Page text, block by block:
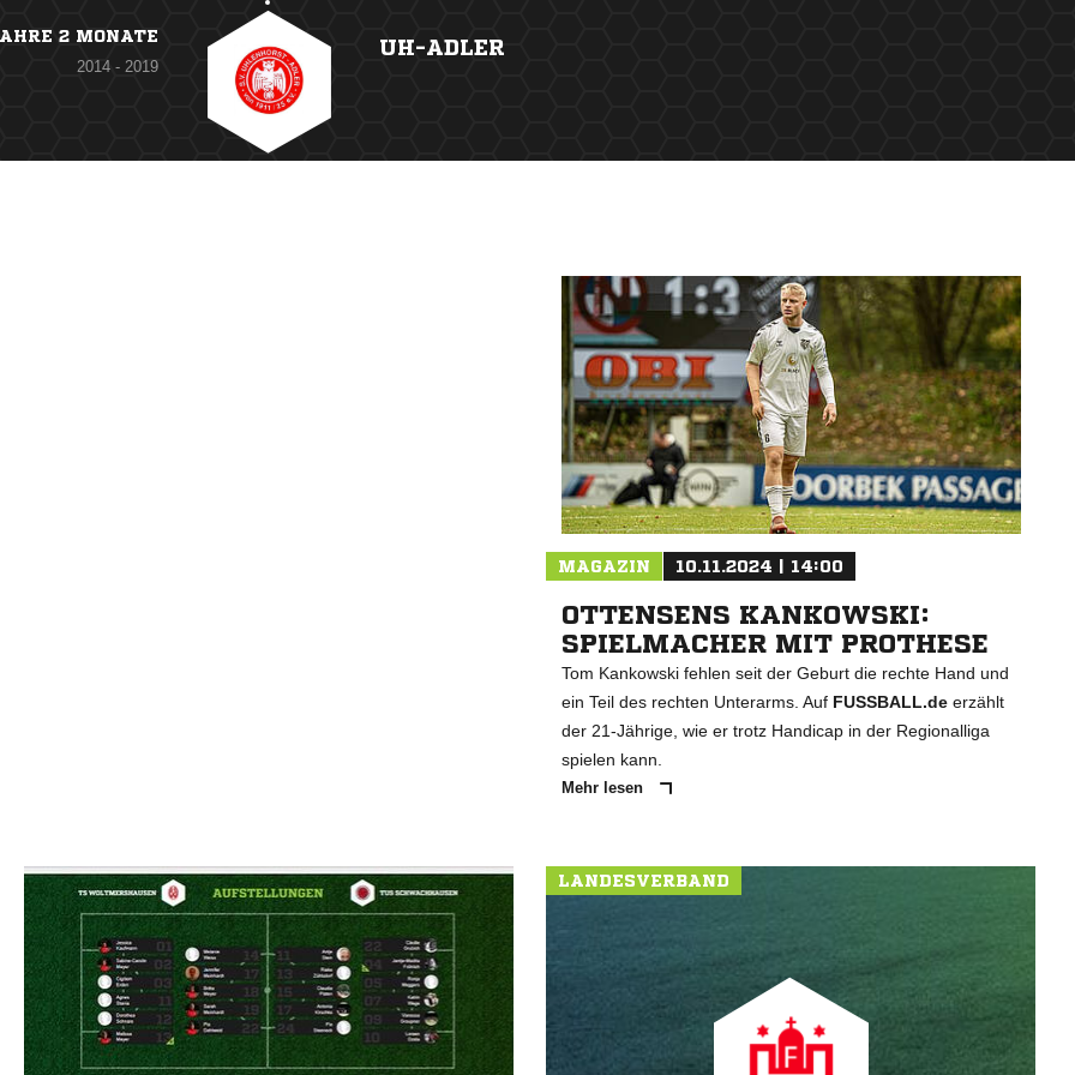
2 MONATE
2014 - 2019
UH-ADLER
MAGAZIN 10.11.2024 | 14:00
OTTENSENS KANKOWSKI:
SPIELMACHER MIT PROTHESE
Tom Kankowski fehlen seit der Geburt die rechte Hand und
ein Teil des rechten Unterarms. Auf FUSSBALL.de erzählt
der 21-Jährige, wie er trotz Handicap in der Regionalliga
spielen kann.
Mehr lesen
LANDESVERBAND